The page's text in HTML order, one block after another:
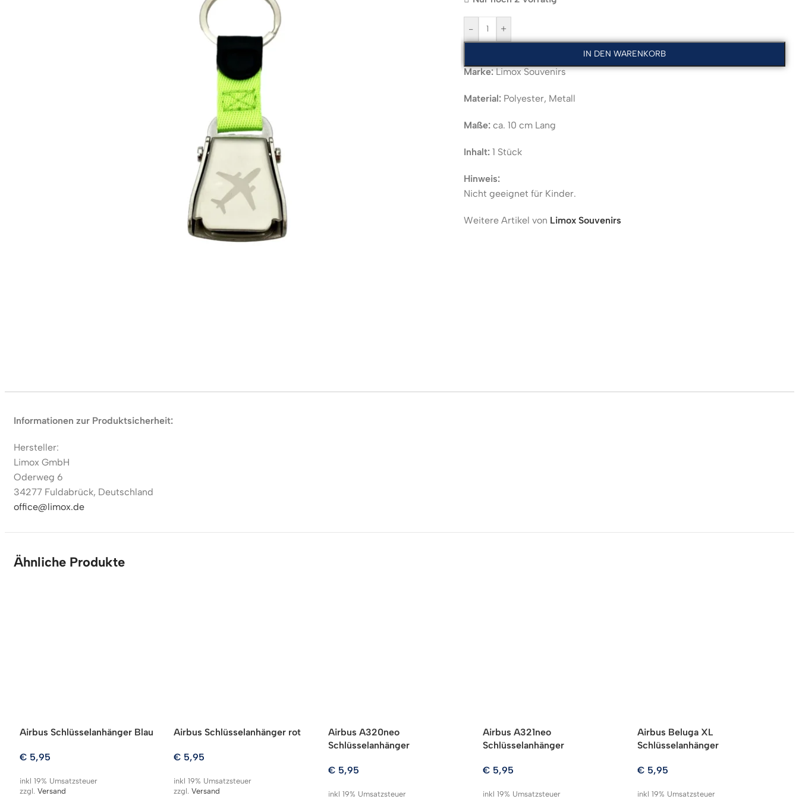
- +
IN DEN WARENKORB
Marke:Limox Souvenirs
Material:Polyester, Metall
Maße:ca. 10 cm Lang
Inhalt:1 Stück
Hinweis:
Nicht geeignet für Kinder.
Weitere Artikel von Limox Souvenirs
Informationen zur Produktsicherheit:
Hersteller:
Limox GmbH
Oderweg 6
34277 Fuldabrück, Deutschland
office@limox.de
Ähnliche Produkte
Airbus Schlüsselanhänger Blau
€ 5,95
inkl 19% Umsatzsteuer
zzgl. Versand
Airbus Schlüsselanhänger rot
€ 5,95
inkl 19% Umsatzsteuer
zzgl.Versand
Airbus A320neo
Schlüsselanhänger
€ 5,95
inkl 19% Umsatzsteuer
Airbus A321neo
Schlüsselanhänger
€ 5,95
inkl 19% Umsatzsteuer
Airbus Beluga XL
Schlüsselanhänger
€ 5,95
inkl 19% Umsatzsteuer